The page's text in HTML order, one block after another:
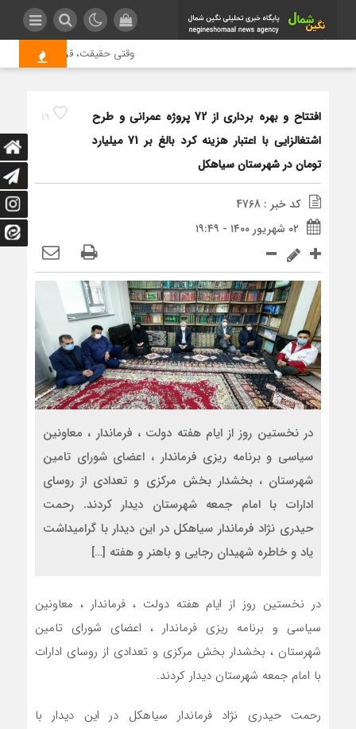
وقتی حقیقت، قربانی بازدید
19
افتتاح و بهره برداری از 72 پروژه عمرانی و طرح
اشتغالزایی با اعتبار هزینه کرد بالغ بر 71 میلیارد
تومان در شهرستان سیاهکل
کد خبر : 4768
۰۲ شهریور ۱۴۰۰ - ۱۹:۴۹
در نخستین روز از ایام هفته دولت ، فرماندار ، معاونین
سیاسی و برنامه ریزی فرماندار ، اعضای شورای تامین
شهرستان ، بخشدار بخش مرکزی و تعدادی از روسای
ادارات با امام جمعه شهرستان دیدار کردند. رحمت
حیدری نژاد فرماندار سیاهکل در این دیدار با گرامیداشت
یاد و خاطره شهیدان رجایی و باهنر و هفته […]
در نخستین روز از ایام هفته دولت ، فرماندار ، معاونین
سیاسی و برنامه ریزی فرماندار ، اعضای شورای تامین
شهرستان ، بخشدار بخش مرکزی و تعدادی از روسای ادارات
با امام جمعه شهرستان دیدار کردند.
رحمت حیدری نژاد فرماندار سیاهکل در این دیدار با